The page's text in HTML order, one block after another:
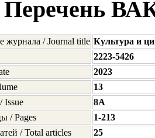
Перечень
журнала / Journal title Культура и
2223-5426
2023
13
Issue
8A
/ Pages
1-213
/ Total articles
25